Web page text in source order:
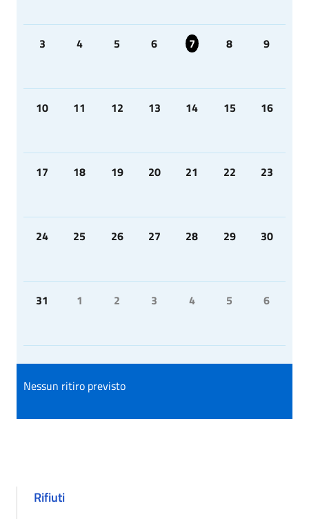
3 4 5 6 7 8 9
10 11 12 13 14 15 16
17 18 19 20 21 22 23
24 25 26 27 28 29 30
31 1 2 3 4 5 6
Nessun ritiro previsto
Rifiuti